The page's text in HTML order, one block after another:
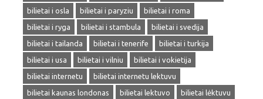
bilietai i osla
bilietai i paryziu
bilietai i roma
bilietai i ryga
bilietai i stambula
bilietai i svedija
bilietai i tailanda
bilietai i tenerife
bilietai i turkija
bilietai i usa
bilietai i vilniu
bilietai i vokietija
bilietai internetu
bilietai internetu lektuvu
bilietai kaunas londonas
bilietai lektuvo
bilietai lėktuvu